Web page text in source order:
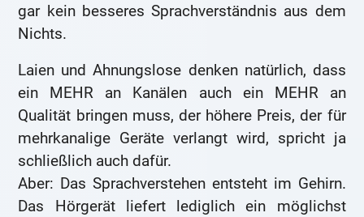
gar kein besseres Sprachverständnis aus dem
Nichts.
Laien und Ahnungslose denken natürlich, dass
ein MEHR an Kanälen auch ein MEHR an
Qualität bringen muss, der höhere Preis, der für
mehrkanalige Geräte verlangt wird, spricht ja
schließlich auch dafür.
Aber: Das Sprachverstehen entsteht im Gehirn.
Das Hörgerät liefert lediglich ein möglichst